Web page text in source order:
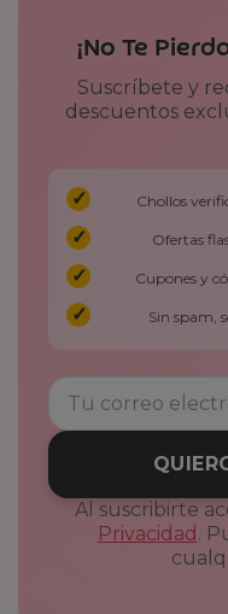
¡No Te
Suscríbete y
descuentos
Chollos
Ofertas
Cupones y
Sin spam,
Al suscribirte
Privacidad .